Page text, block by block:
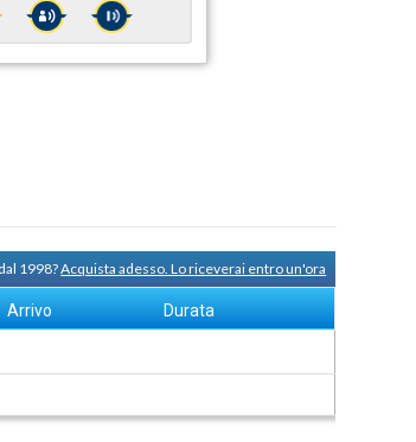
1998?Acquista adesso. Lo riceverai entro un'ora
Arrivo Durata